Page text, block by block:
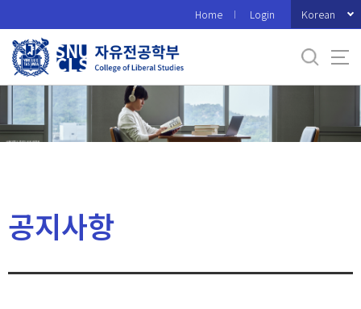
로
메
Home Login Korean
공지사항